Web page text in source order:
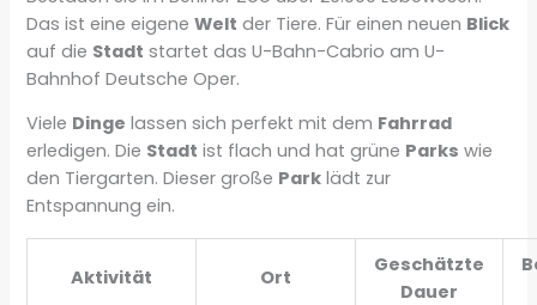
Das ist eine eigeneWelt der Tiere. Für einen neuen Blick
auf die Stadt startet das U-Bahn-Cabrio am U-
Bahnhof Deutsche Oper.
Viele Dinge lassen sich perfekt mit dem Fahrrad
erledigen. Die Stadt ist flach und hat grüne Parks wie
den Tiergarten. Dieser große Park lädt zur
Entspannung ein.
Aktivität Ort
Geschätzte
Dauer